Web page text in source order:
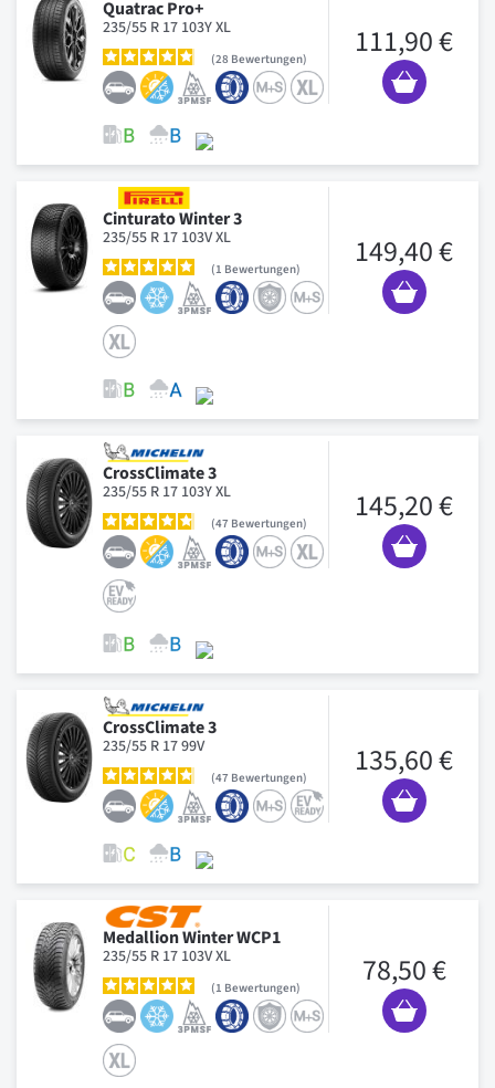
Quatrac Pro+
235/55 R 17 103Y XL
28 Bewertungen 111,90 €
Cinturato Winter 3
235/55 R 17 103V XL
1 Bewertungen 149,40 €
CrossClimate 3
235/55 R 17 103Y XL
47 Bewertungen 145,20 €
CrossClimate 3
235/55 R 17 99V
47 Bewertungen 135,60 €
Medallion Winter WCP1
235/55 R 17 103V XL
1 Bewertungen 78,50 €